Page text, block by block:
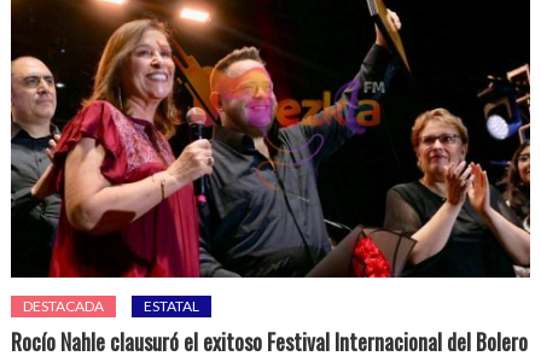
DESTACADA ESTATAL
Rocío Nahle clausuró el exitoso Festival Internacional del Bolero